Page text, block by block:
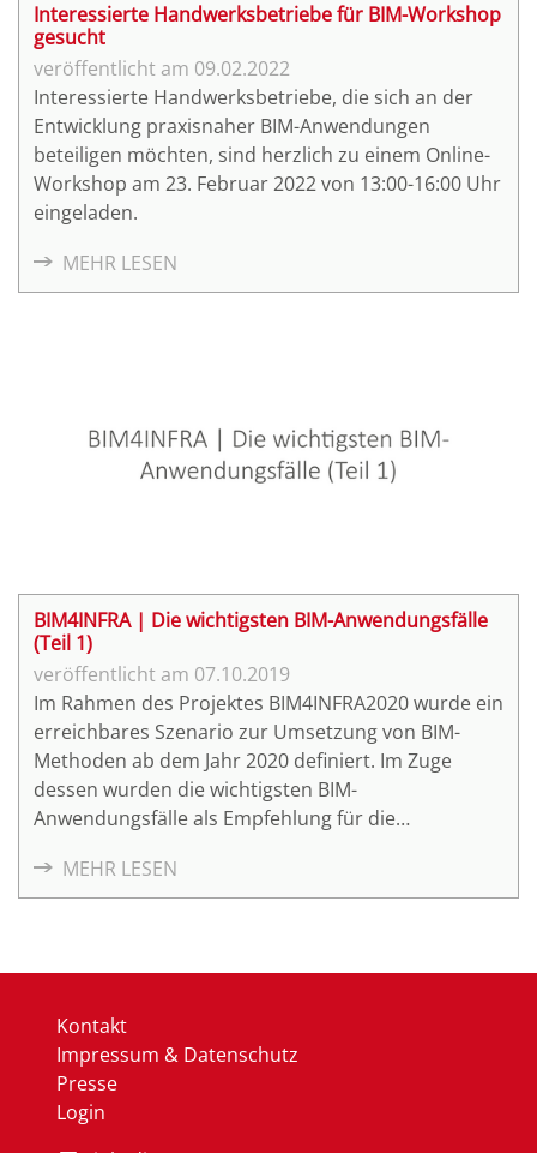
Interessierte Handwerksbetriebe für BIM-Workshop
gesucht
09.02.2022
Interessierte Handwerksbetriebe, die sich an der
Entwicklung praxisnaher BIM-Anwendungen
beteiligen möchten, sind herzlich zu einem Online-
Workshop am 23. Februar 2022 von 13:00-16:00 Uhr
eingeladen.
MEHR LESEN
BIM4INFRA | Die wichtigsten BIM-Anwendungsfälle
(Teil 1)
07.10.2019
Im Rahmen des Projektes BIM4INFRA2020 wurde ein
erreichbares Szenario zur Umsetzung von BIM-
Methoden ab dem Jahr 2020 definiert. Im Zuge
dessen wurden die wichtigsten BIM-
Anwendungsfälle als Empfehlung für die
beschrieben. Der Teil 6 "Steckbriefe der wichtigsten
BIM-Anwendungsfälle" der BIM4INFRA2020
MEHR LESEN
Kontakt
Impressum & Datenschutz
Presse
Login